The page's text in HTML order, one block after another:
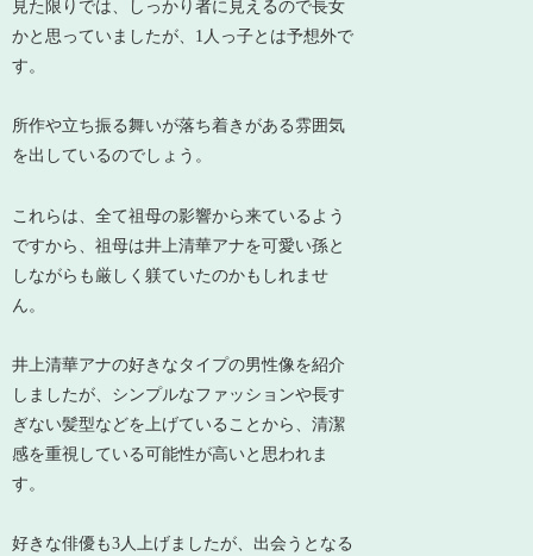
見た限りでは、しっかり者に見えるので長女
かと思っていましたが、1人っ子とは予想外で
す。
所作や立ち振る舞いが落ち着きがある雰囲気
を出しているのでしょう。
これらは、全て祖母の影響から来ているよう
ですから、祖母は井上清華アナを可愛い孫と
しながらも厳しく躾ていたのかもしれませ
ん。
井上清華アナの好きなタイプの男性像を紹介
しましたが、シンプルなファッションや長す
ぎない髪型などを上げていることから、清潔
感を重視している可能性が高いと思われま
す。
好きな俳優も3人上げましたが、出会うとなる